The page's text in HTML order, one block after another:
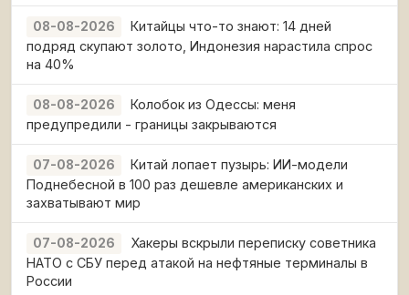
08-08-2026
Китайцы что-то знают: 14 дней
подряд скупают золото, Индонезия нарастила спрос
на 40%
08-08-2026
Колобок из Одессы: меня
предупредили - границы закрываются
07-08-2026
Китай лопает пузырь: ИИ-модели
Поднебесной в 100 раз дешевле американских и
захватывают мир
07-08-2026
Хакеры вскрыли переписку советника
НАТО с СБУ перед атакой на нефтяные терминалы в
России